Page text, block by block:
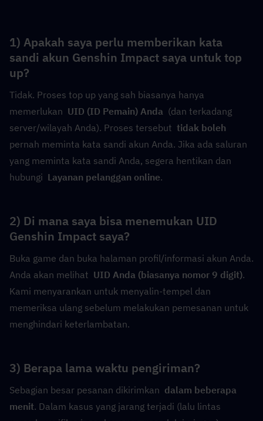
1) Apakah saya perlu memberikan kata
sandi akun Genshin Impact saya untuk top
up?
Tidak. Proses top up yang sah biasanya hanya
memerlukan UID (ID Pemain) Anda
  (dan terkadang
server/wilayah Anda). Proses tersebut tidak boleh
pernah meminta kata sandi akun Anda. Jika ada saluran
yang meminta kata sandi Anda, segera hentikan dan
hubungi Layanan pelanggan online.
2) Di mana saya bisa menemukan UID
Genshin Impact saya?
Buka game dan buka halaman profil/informasi akun Anda.
Anda akan melihat UID Anda (biasanya nomor 9 digit).
Kami menyarankan untuk menyalin-tempel dan
memeriksa ulang sebelum melakukan pemesanan untuk
menghindari keterlambatan.
3) Berapa lama waktu pengiriman?
Sebagian besar pesanan dikirimkan dalam beberapa
menit. Dalam kasus yang jarang terjadi (lalu lintas